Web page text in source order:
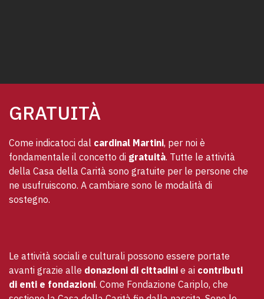
GRATUITÀ
Come indicatoci dal cardinal Martini, per noi è
fondamentale il concetto di gratuità. Tutte le attività
della Casa della Carità sono gratuite per le persone che
ne usufruiscono. A cambiare sono le modalità di
sostegno.
Le attività sociali e culturali possono essere portate
avanti grazie alle donazioni di cittadini e ai contributi
di enti e fondazioni. Come Fondazione Cariplo, che